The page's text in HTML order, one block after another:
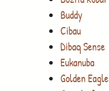
Buddy
Cibau
Dibaq Sense
Eukanuba
Golden Eagle